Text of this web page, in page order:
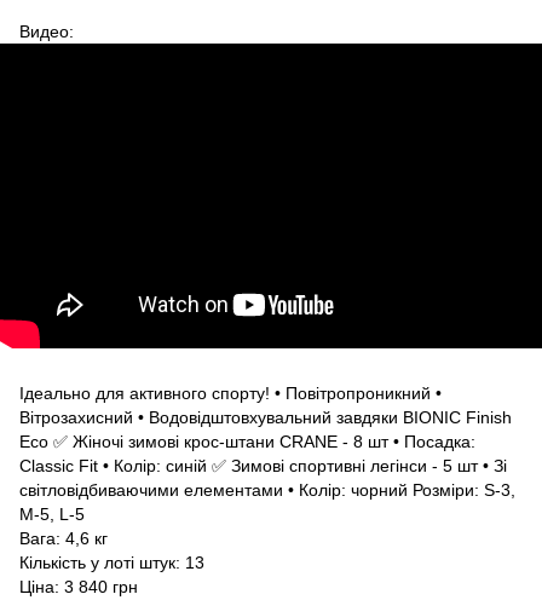
Видео:
Ідеально для активного спорту! • Повітропроникний •
Вітрозахисний • Водовідштовхувальний завдяки BIONIC Finish
Eco ✅ Жіночі зимові крос-штани CRANE - 8 шт • Посадка:
Classic Fit • Колір: синій ✅ Зимові спортивні легінси - 5 шт • Зі
світловідбиваючими елементами • Колір: чорний Розміри: S-3,
M-5, L-5
Вага: 4,6 кг
Кількість у лоті штук: 13
Ціна: 3 840 грн